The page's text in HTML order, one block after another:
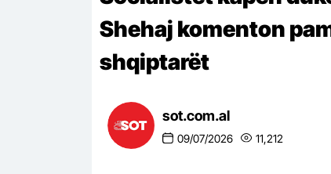
Shehaj komenton
shqiptarët
sot.com.al
09/07/2026 11,212